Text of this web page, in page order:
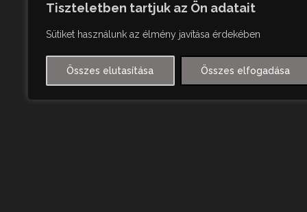
Tiszteletben tartjuk az Ön adatait
Sütiket használunk az élmény javítása érdekében
Összes elutasítása Összes elfogadása